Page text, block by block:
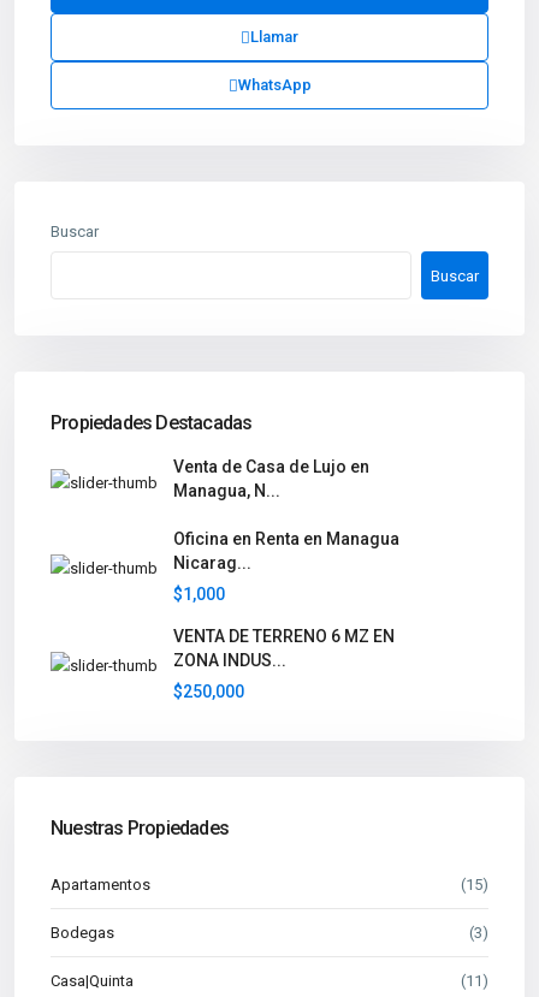
Llamar
WhatsApp
Buscar
Buscar
Propiedades Destacadas
Venta de Casa de Lujo en
Managua, N...
Oficina en Renta en Managua
Nicarag...
$1,000
VENTA DE TERRENO 6 MZ EN
ZONA INDUS...
$250,000
Nuestras Propiedades
Apartamentos (15)
Bodegas (3)
Casa|Quinta (11)